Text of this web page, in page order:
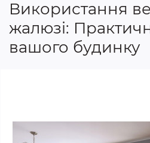
Використання
жалюзі:
вашого будинку